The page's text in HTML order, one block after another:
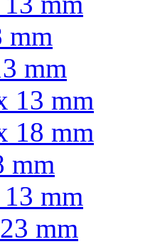
mm
mm
13 mm
18 mm
mm
mm
mm